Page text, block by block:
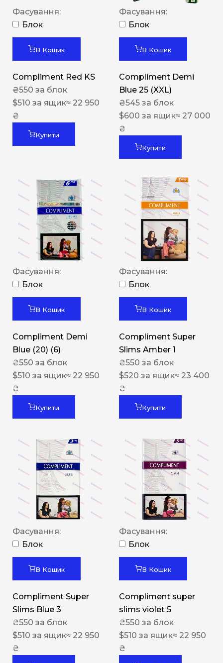
Фасування:
Блок
В Кошик
Compliment Red KS
₴550 за блок
$510 за ящик≈ 22 950
₴
Купити
Фасування:
Блок
В Кошик
Compliment Demi
Blue 25 (XXL)
₴545 за блок
$600 за ящик≈ 27 000
₴
Купити
Фасування:
Блок
В Кошик
Compliment Demi
Blue (20) (6)
₴550 за блок
$510 за ящик≈ 22 950
₴
Купити
Фасування:
Блок
В Кошик
Compliment Super
Slims Amber 1
₴550 за блок
$520 за ящик≈ 23 400
₴
Купити
Фасування:
Блок
В Кошик
Compliment Super
Slims Blue 3
₴550 за блок
$510 за ящик≈ 22 950
₴
Фасування:
Блок
В Кошик
Compliment super
slims violet 5
₴550 за блок
$510 за ящик≈ 22 950
₴